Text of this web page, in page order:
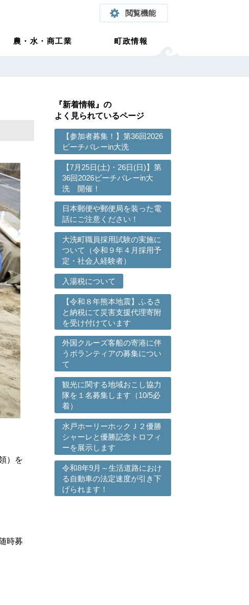
閲覧機能
農・水・商工業 町政情報
）を
時募
『新着情報』の
よく見られているページ
【参加者募集！】第36回2026
ビーチバレーin大洗
【7月25日(土)・26日(日)】第
36回2026ビーチバレーin大
洗 開催！
日本郵便や郵便局を装った電
話にご注意ください！
大洗町職員採用試験の実施に
ついて（令和９年４月採用予
定・社会人経験者）
入湯税について
【令和８年熊本地震】ふるさ
と納税にて災害支援代理寄附
を受け付けています
外国クルーズ客船の寄港に伴
うボランティアの募集につい
て
観光に関する地域おこし協力
隊を１名募集します（10/5必
着）
水戸ホーリーホックＪ２優勝
シャーレと優勝記念トロフィ
ーを展示します
令和8年9月～生活道路におけ
る自動車の法定速度が引き下
げられます！